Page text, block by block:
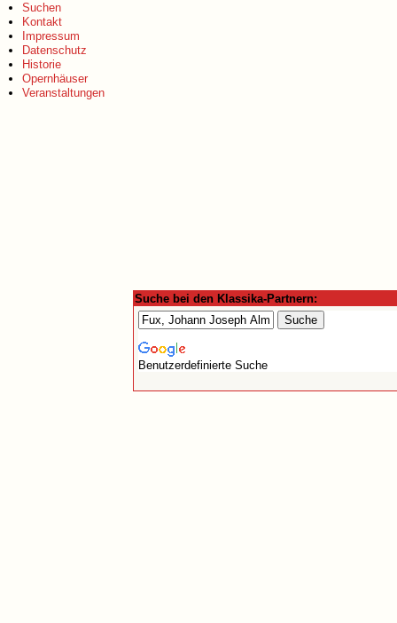
Suchen
Kontakt
Impressum
Datenschutz
Historie
Opernhäuser
Veranstaltungen
Suche bei den Klassika-Partnern:
Benutzerdefinierte Suche